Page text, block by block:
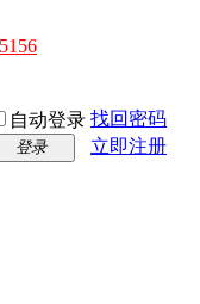
自动登录 找回密码
登录
立即注册